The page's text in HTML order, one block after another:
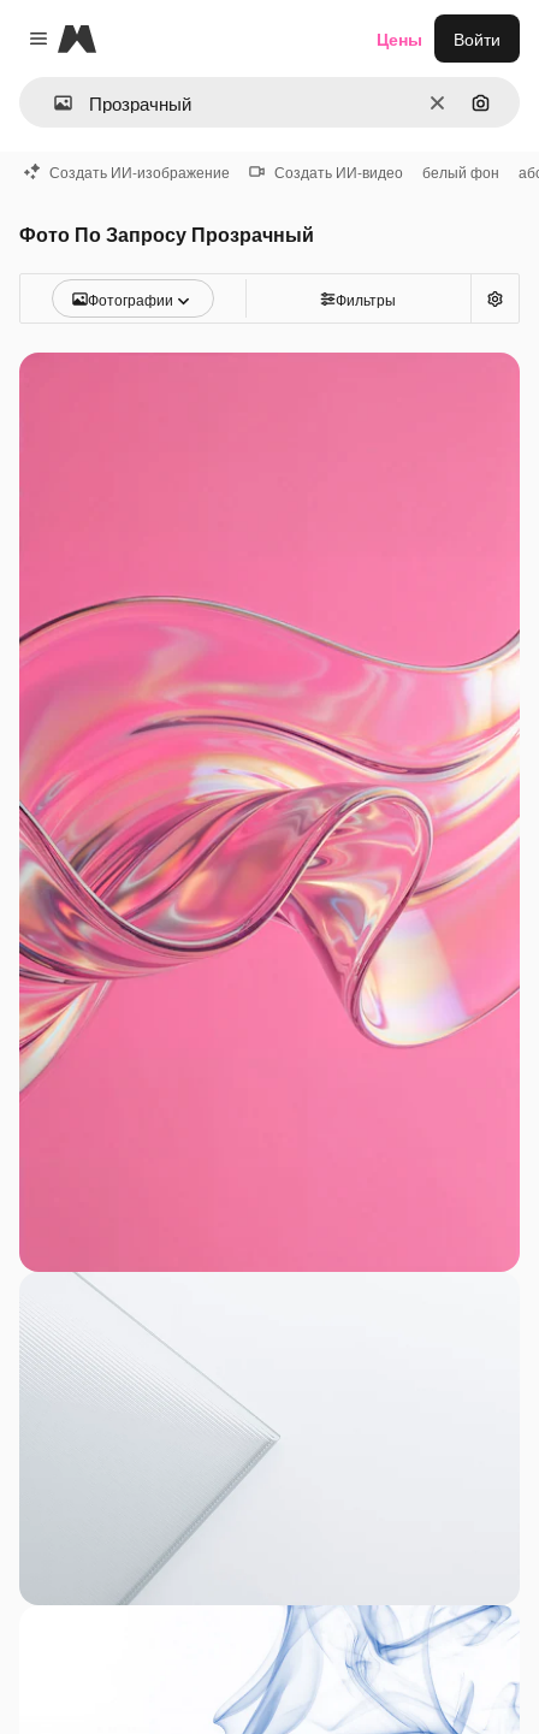
Close menu
Magnific
ОчиститьПоиск
Цены Войти
Создать ИИ-изображение Создать ИИ-видео белый фон
Фото По Запросу Прозрачный
Фотографии Фильтры